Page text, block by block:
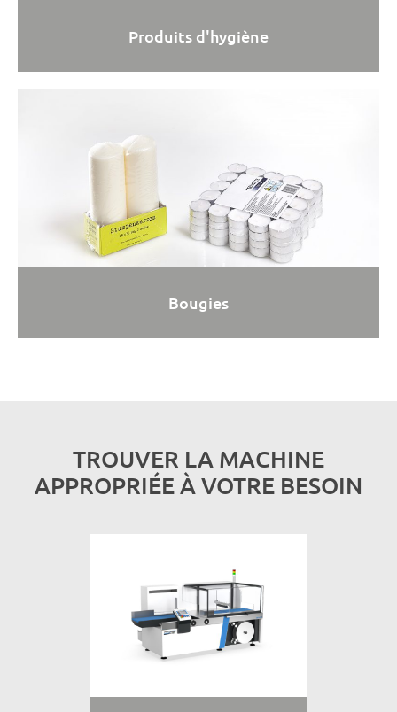
Produits d'hygiène
Bougies
TROUVER LA MACHINE
APPROPRIÉE À VOTRE BESOIN